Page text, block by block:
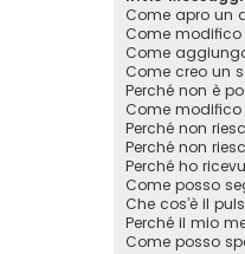
Come apro un
Come
Come
Come creo un
Perché non è
Come
Perché non
Perché non
Perché ho
Come posso
Che cos’è il
Perché il mio
Come posso